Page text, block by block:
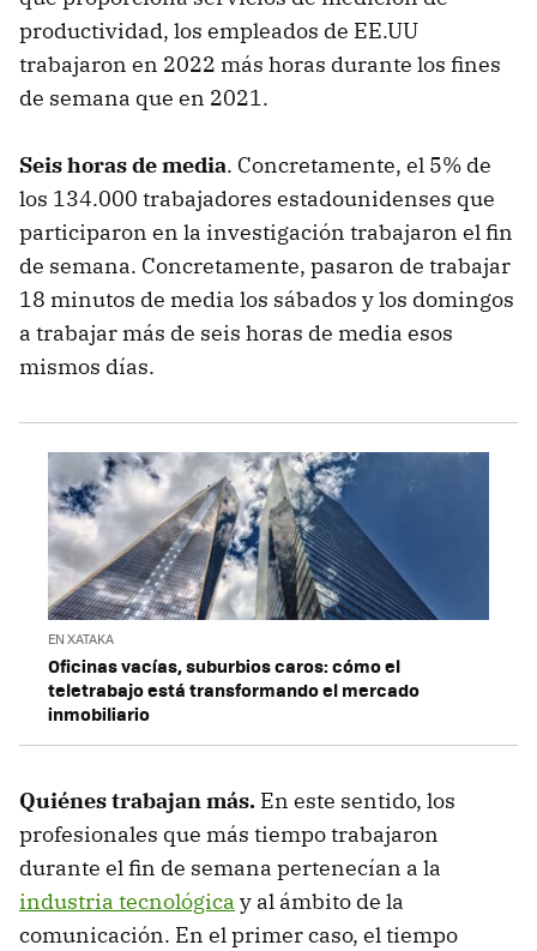
productividad, los empleados de EE.UU
trabajaron en 2022 más horas durante los fines
de semana que en 2021.
Seis horas de media. Concretamente, el 5% de
los 134.000 trabajadores estadounidenses que
participaron en la investigación trabajaron el fin
de semana. Concretamente, pasaron de trabajar
18 minutos de media los sábados y los domingos
a trabajar más de seis horas de media esos
mismos días.
EN XATAKA
Oficinas vacías, suburbios caros: cómo el
teletrabajo está transformando el mercado
inmobiliario
Quiénes trabajan más. En este sentido, los
profesionales que más tiempo trabajaron
durante el fin de semana pertenecían a la
industria tecnológica y al ámbito de la
comunicación. En el primer caso, el tiempo